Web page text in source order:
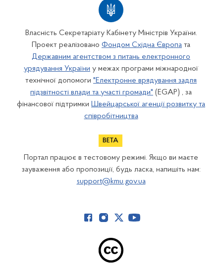
Власність Секретаріату Кабінету Міністрів України.
Проект реалізовано Фондом Східна Європа та
Державним агентством з питань електронного
урядування України у межах програми міжнародної
технічної допомоги "Електронне врядування задля
підзвітності влади та участі громади" (EGAP) , за
фінансової підтримки Швейцарської агенції розвитку та
співробітництва
Портал працює в тестовому режимі. Якщо ви маєте
зауваження або пропозиції, будь ласка, напишіть нам:
support@kmu.gov.ua